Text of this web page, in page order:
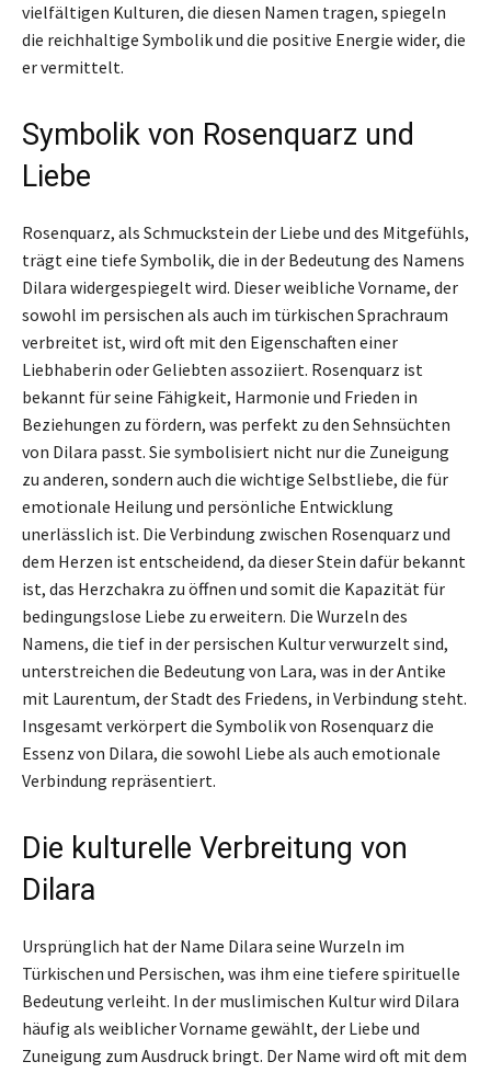
vielfältigen Kulturen, die diesen Namen tragen, spiegeln
die reichhaltige Symbolik und die positive Energie wider, die
er vermittelt.
Symbolik von Rosenquarz und
Liebe
Rosenquarz, als Schmuckstein der Liebe und des Mitgefühls,
trägt eine tiefe Symbolik, die in der Bedeutung des Namens
Dilara widergespiegelt wird. Dieser weibliche Vorname, der
sowohl im persischen als auch im türkischen Sprachraum
verbreitet ist, wird oft mit den Eigenschaften einer
Liebhaberin oder Geliebten assoziiert. Rosenquarz ist
bekannt für seine Fähigkeit, Harmonie und Frieden in
Beziehungen zu fördern, was perfekt zu den Sehnsüchten
von Dilara passt. Sie symbolisiert nicht nur die Zuneigung
zu anderen, sondern auch die wichtige Selbstliebe, die für
emotionale Heilung und persönliche Entwicklung
unerlässlich ist. Die Verbindung zwischen Rosenquarz und
dem Herzen ist entscheidend, da dieser Stein dafür bekannt
ist, das Herzchakra zu öffnen und somit die Kapazität für
bedingungslose Liebe zu erweitern. Die Wurzeln des
Namens, die tief in der persischen Kultur verwurzelt sind,
unterstreichen die Bedeutung von Lara, was in der Antike
mit Laurentum, der Stadt des Friedens, in Verbindung steht.
Insgesamt verkörpert die Symbolik von Rosenquarz die
Essenz von Dilara, die sowohl Liebe als auch emotionale
Verbindung repräsentiert.
Die kulturelle Verbreitung von
Dilara
Ursprünglich hat der Name Dilara seine Wurzeln im
Türkischen und Persischen, was ihm eine tiefere spirituelle
Bedeutung verleiht. In der muslimischen Kultur wird Dilara
häufig als weiblicher Vorname gewählt, der Liebe und
Zuneigung zum Ausdruck bringt. Der Name wird oft mit dem